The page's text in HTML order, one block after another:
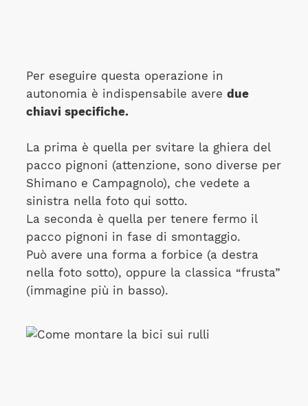
Per eseguire questa operazione in
autonomia è indispensabile avere due
chiavi specifiche.
La prima è quella per svitare la ghiera del
pacco pignoni (attenzione, sono diverse per
Shimano e Campagnolo), che vedete a
sinistra nella foto qui sotto.
La seconda è quella per tenere fermo il
pacco pignoni in fase di smontaggio.
Può avere una forma a forbice (a destra
nella foto sotto), oppure la classica “frusta”
(immagine più in basso).